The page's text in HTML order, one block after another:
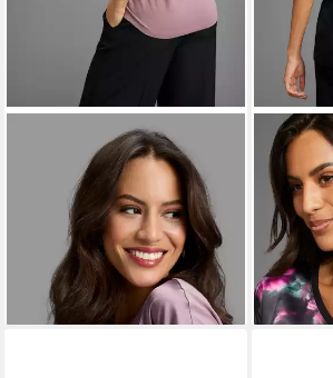
LAURA SCOTTShirtbluse in
modischem Streifen-Design
ab 32,99 €
UVP39,99 €
LAURA
ab 32,99
-18%